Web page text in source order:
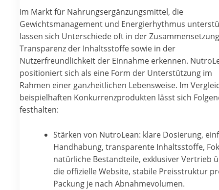
Im Markt für Nahrungsergänzungsmittel, die
Gewichtsmanagement und Energierhythmus
lassen sich Unterschiede oft in der
Transparenz der Inhaltsstoffe sowie in der
Nutzerfreundlichkeit der Einnahme erkennen.
positioniert sich als eine Form der Unterstützung im
Rahmen einer ganzheitlichen Lebensweise. Im
beispielhaften Konkurrenzprodukten lässt sich
festhalten:
Stärken von NutroLean: klare Dosierung,
Handhabung, transparente Inhaltsstoffe,
natürliche Bestandteile, exklusiver Vertrieb
die offizielle Website, stabile Preisstruktur
Packung je nach Abnahmevolumen.